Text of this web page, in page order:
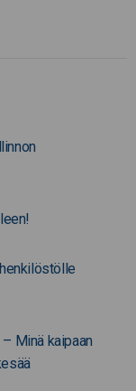
Minä kaipaan